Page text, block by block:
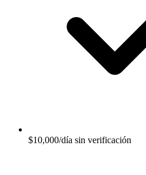
$10,000/día sin verificación